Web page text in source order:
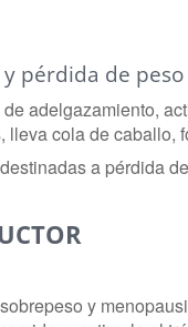
pérdida de peso
adelgazamiento,
cola de caballo,
a pérdida
y